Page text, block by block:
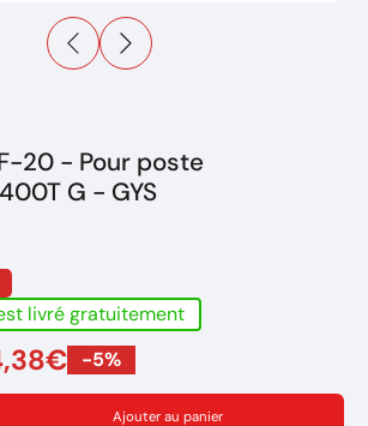
20 - Pour poste
G - GYS
livré gratuitement
-5%
Ajouter au panier